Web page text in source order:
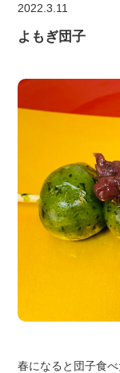
2022.3.11
よもぎ団子
春になると団子食べ